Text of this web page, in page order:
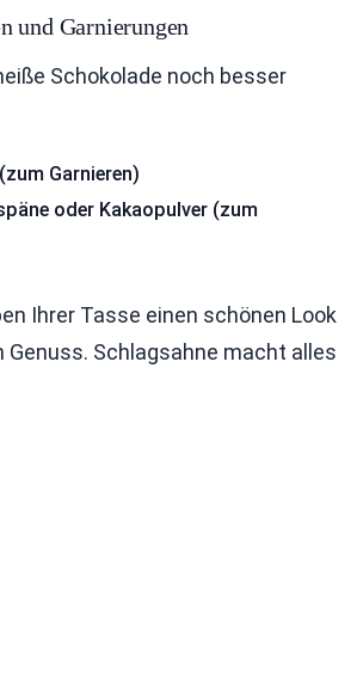
und Garnierungen
Schokolade noch besser
Garnieren)
oder Kakaopulver (zum
Ihrer Tasse einen schönen Look
Genuss. Schlagsahne macht alles